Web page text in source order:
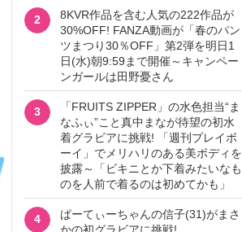
2
8KVR作品を含む人気の222作品が
30%OFF! FANZA動画が「春のパン
ツまつり30％OFF」第2弾を明日1
日(水)朝9:59まで開催～キャンペー
ンガールは田野憂さん
3
「FRUITS ZIPPER」の水色担当“ま
なふぃ”こと真中まなが待望の初水
着グラビアに挑戦! 「週刊プレイボ
ーイ」でメリハリのある美ボディを
披露～「ビキニとか下着みたいなも
のを人前で着るのは初めてかも」
4
ぱーてぃーちゃんの信子(31)がまさ